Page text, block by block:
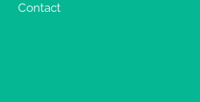
Contact